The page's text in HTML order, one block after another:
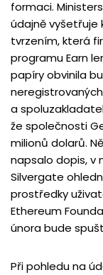
formaci.
údajně vyšetřuje
tvrzením, která
programu Earn
papíry obvinila
a
že společnosti
milionů dolarů.
napsalo dopis, v
Silvergate
prostředky
Ethereum
února bude
Při pohledu na